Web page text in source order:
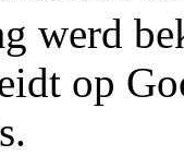
werd
op